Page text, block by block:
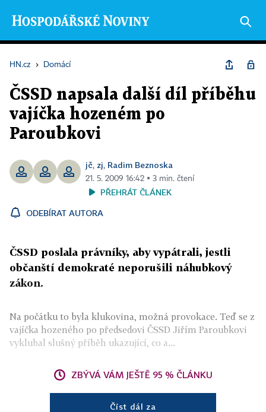
HN.cz › Domácí
ČSSD napsala další díl příběhu
vajíčka hozeném po
Paroubkovi
jč, zj, Radim Beznoska
21. 5. 2009 16:42 ▪ 3 min. čtení
PŘEHRÁT ČLÁNEK
ODEBÍRAT AUTORA
ČSSD poslala právníky, aby vypátrali, jestli
občanští demokraté neporušili náhubkový
zákon.
Na počátku to byla klukovina, možná provokace. Teď se z
vajíčka hozeného po předsedovi ČSSD Jiřím Paroubkovi
vyklubal slušný příběh ukazující, co a...
ZBÝVÁ VÁM JEŠTĚ 95 % ČLÁNKU
Číst dál za